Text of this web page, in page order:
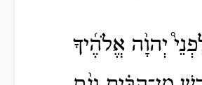
יְהוָ֨ה אֱלֹהֶ֜יךָ